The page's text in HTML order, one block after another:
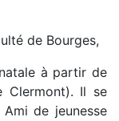
de Bourges,
à partir de
Clermont). Il se
de jeunesse